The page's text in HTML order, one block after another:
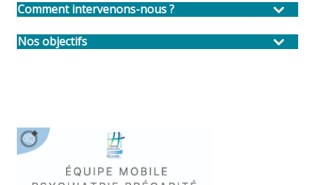
Comment intervenons-nous ?
Nos objectifs